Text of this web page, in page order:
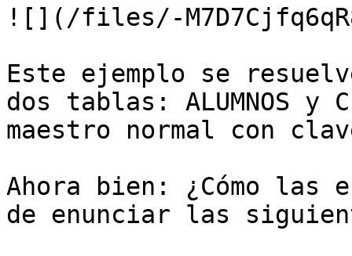
![](/files/-
Este ejemplo se
dos tablas: ALUMNOS y
maestro normal con
Ahora bien: ¿Cómo las
de enunciar las